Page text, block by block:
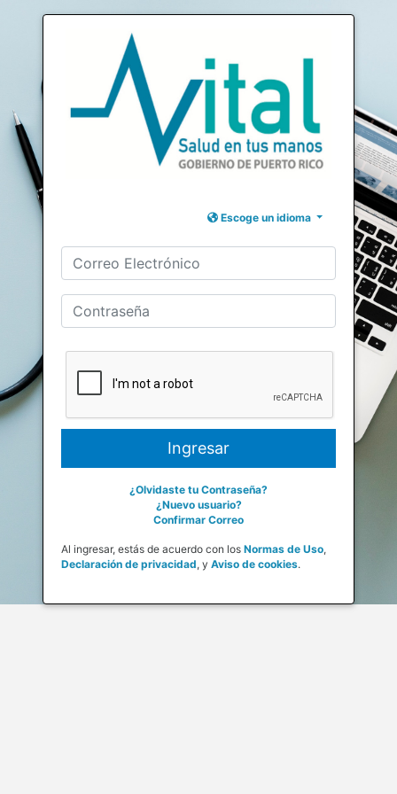
Escoge un idioma
¿Olvidaste tu Contraseña?
¿Nuevo usuario?
Confirmar Correo
Al ingresar, estás de acuerdo con los Normas de Uso,
Declaración de privacidad, y Aviso de cookies.